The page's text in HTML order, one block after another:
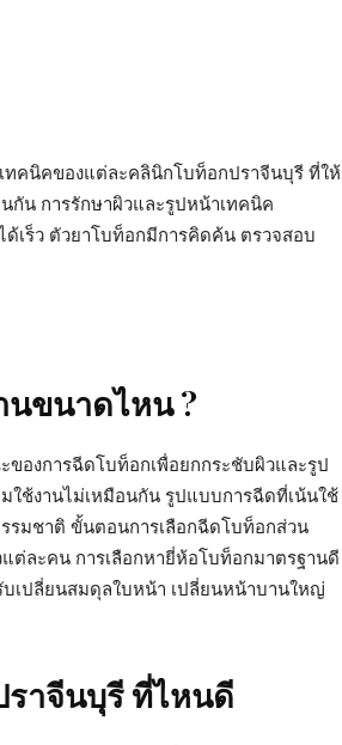
เทคนิคของแต่ละคลินิกโบท็อกปราจีนบุรี ที่ให้
กัน การรักษาผิวและรูปหน้าเทคนิค
เร็ว ตัวยาโบท็อกมีการคิดค้น ตรวจสอบ
นขนาดไหน ?
องการฉีดโบท็อกเพื่อยกกระชับผิวและรูป
ใช้งานไม่เหมือนกัน รูปแบบการฉีดที่เน้นใช้
รมชาติ ขั้นตอนการเลือกฉีดโบท็อกส่วน
ต่ละคน การเลือกหายี่ห้อโบท็อกมาตรฐานดี
เปลี่ยนสมดุลใบหน้า เปลี่ยนหน้าบานใหญ่
าจีนบุรี ที่ไหนดี